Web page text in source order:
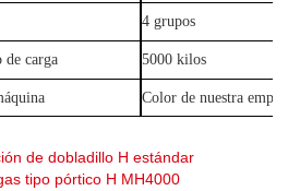
4 grupos
de carga 5000 kilos
Color de nuestra
de dobladillo H estándar
tipo pórtico H MH4000